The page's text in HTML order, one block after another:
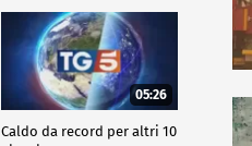
05:26
Caldo da record per altri 10